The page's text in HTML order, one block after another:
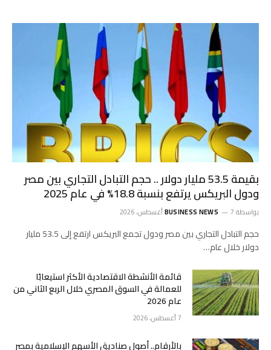
بقيمة 53.5 مليار دولار .. حجم التبادل التجاري بين مصر
ودول البريكس يرتفع بنسبة 18.8% في عام 2025
بواسطة BUSINESS NEWS 7 أغسطس، 2026
حجم التبادل التجاري بين مصر ودول تجمع البريكس ارتفع إلى 53.5 مليار
دولار خلال عام…
قائمة الأنشطة الاقتصادية الأكثر استيعابًا
للعمالة في السوق المصري خلال الربع الثاني من
عام 2026
7 أغسطس، 2026
بالأرقام.. أصول صناديق الأسهم الإسلامية بمصر